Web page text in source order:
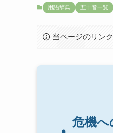
用語辞典 五十音一覧
当ページのリン